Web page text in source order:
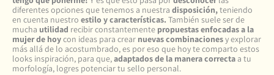
diferentes opciones que tenemos a nuestra disposición,teniendo
en cuenta nuestro estilo y características. También suele ser de
mucha utilidad recibir constantemente propuestas enfocadas a la
mujer de hoycon ideas para crear nuevas combinacionesy explorar
más allá de lo acostumbrado, es por eso que hoy te comparto estos
looks inspiración, para que,adaptados de la manera correcta a tu
morfología, logres potenciar tu sello personal.